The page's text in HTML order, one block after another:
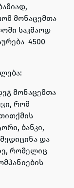
მონაცემთა
საკმაოდ
4500
მონაცემთა
რომ
ბანკი,
და
რომელიც